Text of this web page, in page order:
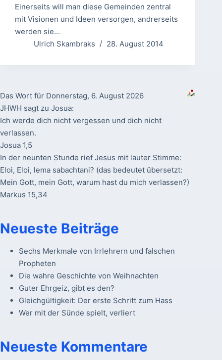
Einerseits will man diese Gemeinden zentral
mit Visionen und Ideen versorgen, andrerseits
werden sie…
Ulrich Skambraks
28. August 2014
Das Wort für Donnerstag, 6. August 2026
JHWH sagt zu Josua:
Ich werde dich nicht vergessen und dich nicht
verlassen.
Josua 1,5
In der neunten Stunde rief Jesus mit lauter Stimme:
Eloi, Eloi, lema sabachtani? (das bedeutet übersetzt:
Mein Gott, mein Gott, warum hast du mich verlassen?)
Markus 15,34
Neueste Beiträge
Sechs Merkmale von Irrlehrern und falschen
Propheten
Die wahre Geschichte von Weihnachten
Guter Ehrgeiz, gibt es den?
Gleichgültigkeit: Der erste Schritt zum Hass
Wer mit der Sünde spielt, verliert
Neueste Kommentare